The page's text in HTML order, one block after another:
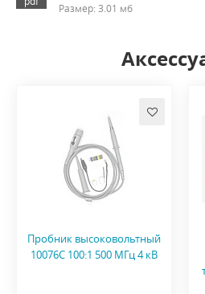
Размер: 3.01 мб
Пробник высоковольтный
10076C 100:1 500 МГц 4 кВ